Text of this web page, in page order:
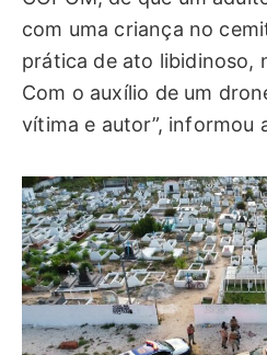
com uma criança no
prática de ato libidinoso,
Com o auxílio de um
vítima e autor”, informou